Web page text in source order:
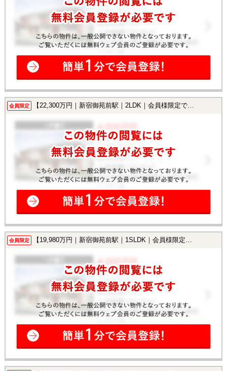
会員限定 【22,300万円｜新宿御苑前駅｜2LDK｜会員様限定で公開中！】
会員限定 【19,980万円｜新宿御苑前駅｜1SLDK｜会員様限定で公開中！】